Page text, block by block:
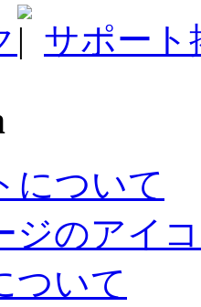
サポート
について
ジのアイ
ついて